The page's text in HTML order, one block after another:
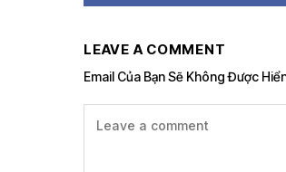
LEAVE A COMMENT
Email Của Bạn Sẽ Không Được